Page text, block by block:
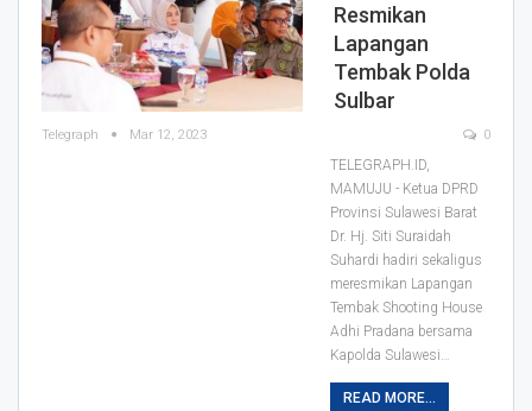
Resmikan
Lapangan
Tembak Polda
Sulbar
Telegraph Mar 12, 2023 0
TELEGRAPH.ID,
MAMUJU - Ketua DPRD
Provinsi Sulawesi Barat
Dr. Hj. Siti Suraidah
Suhardi hadiri sekaligus
meresmikan Lapangan
Tembak Shooting House
Adhi Pradana bersama
Kapolda Sulawesi…
READ MORE...